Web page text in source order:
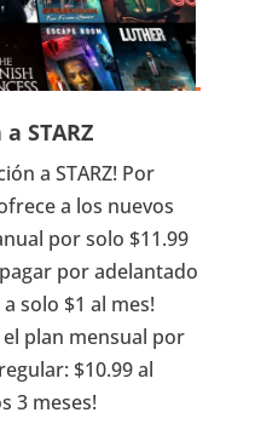
STARZ
a STARZ! Por
a los nuevos
por solo $11.99
por adelantado
solo $1 al mes!
plan mensual por
$10.99 al
3 meses!